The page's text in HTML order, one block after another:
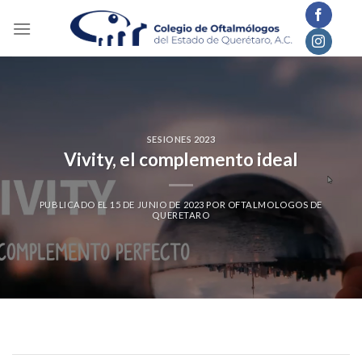
SESIONES 2023
Vivity, el complemento ideal
PUBLICADO EL 15 DE JUNIO DE 2023 POR OFTALMOLOGOS DE
QUERETARO